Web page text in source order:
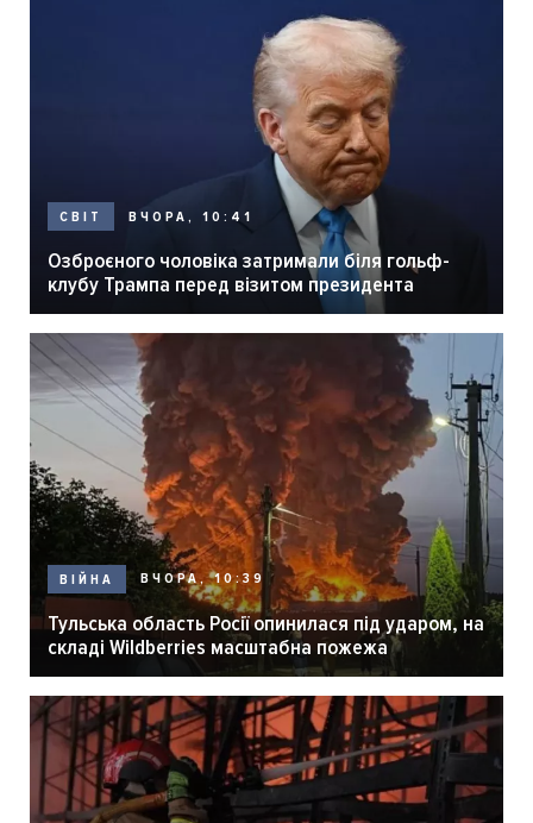
СВІТ ВЧОРА, 10:41
Озброєного чоловіка затримали біля гольф-
клубу Трампа перед візитом президента
ВІЙНА ВЧОРА, 10:39
Тульська область Росії опинилася під ударом, на
складі Wildberries масштабна пожежа